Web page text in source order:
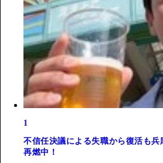
1
不信任決議による失職から復活も
再燃中！